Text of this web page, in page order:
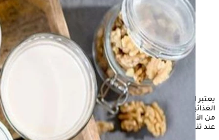
يعتبر الحليب من المشروبات الأساسية في العديد من الأنظمة
الغذائية، بينما تعد حلويات العيد مثل الكعك والبسكويت والغُريبة
من الأطعمة الغنية بالدهون والسكريات، ولكن ماذا يحدث للجسم
عند تناول الحليب مع هذه الحلويات معًا؟